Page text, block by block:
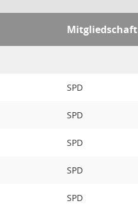
Mitgliedschaft
SPD
SPD
SPD
SPD
SPD